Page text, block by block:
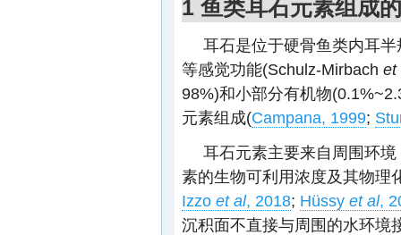
1 鱼类耳石元素组成
耳石是位于硬骨鱼类内耳
等感觉功能(Schulz-Mirbach et
98%)和小部分有机物
元素组成(Campana, 1999;
耳石元素主要来自周围环
素的生物可利用浓度及其物理
Izzo et al, 2018; Hüssy et al,
沉积面不直接与周围的水环境